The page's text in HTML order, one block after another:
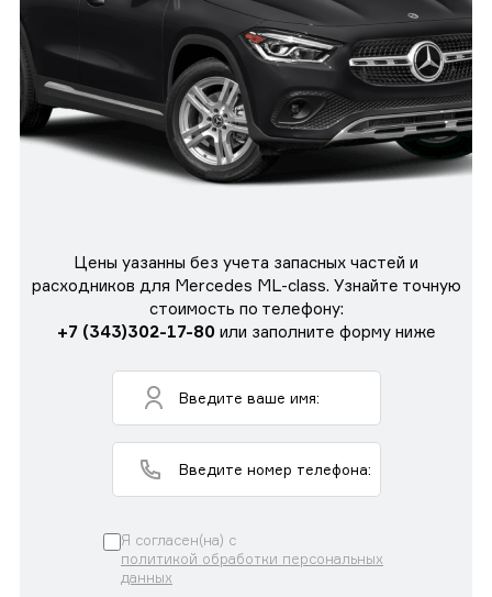
Цены уазанны без учета запасных частей и
расходников для Mercedes ML-class. Узнайте точную
стоимость по телефону:
+7 (343)302-17-80 или заполните форму ниже
Я согласен(на) с
политикой обработки персональных
данных